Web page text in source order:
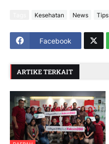
Kesehatan News Tips
Facebook
ARTIKE TERKAIT